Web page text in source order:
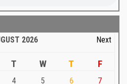
2026 Next
T W T F
4 5 6 7